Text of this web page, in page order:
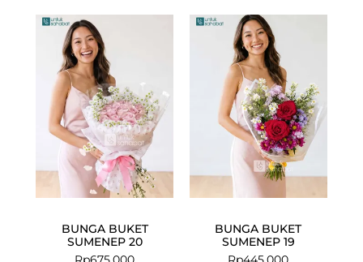
BUNGA BUKET
SUMENEP 20
BUNGA BUKET
SUMENEP 19